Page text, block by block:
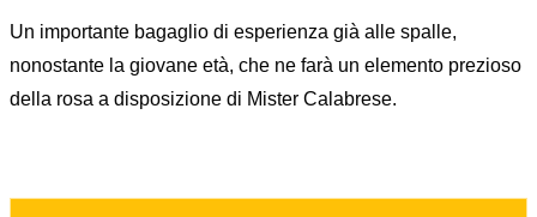
Un importante bagaglio di esperienza già alle spalle,
nonostante la giovane età, che ne farà un elemento prezioso
della rosa a disposizione di Mister Calabrese.